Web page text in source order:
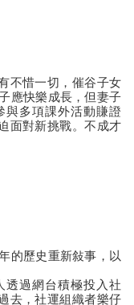
不惜一切，催谷子女
應快樂成長，但妻子
與多項課外活動賺證
面對新挑戰。不成才
的歷史重新敍事，以
透過網台積極投入社
去，社運組織者樂仔